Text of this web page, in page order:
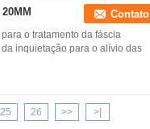
Contato
o tratamento da fáscia
inquietação para o alívio das
25 26 >> >|